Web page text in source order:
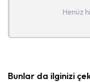
Henüz
Bunlar da ilginizi